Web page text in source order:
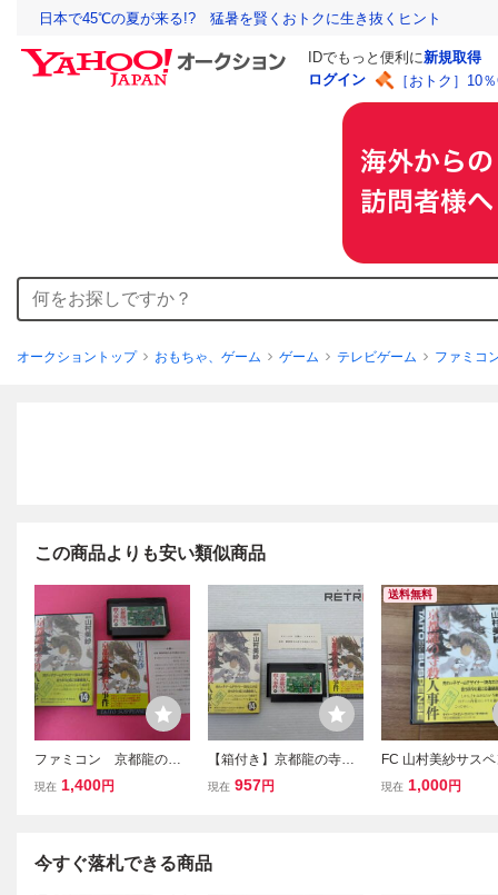
日本で45℃の夏が来る!? 猛暑を賢くおトクに生き抜くヒント
IDでもっと便利に新規取得
ログイン
［おトク］10
オークショントップ おもちゃ、ゲーム ゲーム テレビゲーム ファミコ
この商品よりも安い類似商品
ファミコン 京都龍の寺
殺人事件 箱 説明書付
現在 1,400円
【箱付き】京都龍の寺殺
人事件 ファミコン FC
現在 957円
送料無料
FC 山村美紗サス
京都龍の寺殺人事
現在 1,000円
今すぐ落札できる商品